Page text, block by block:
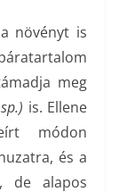
növényt is
meg
) is. Ellene
módon
és a
de alapos